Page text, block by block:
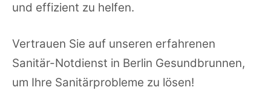
und effizient zu helfen.
Vertrauen Sie auf unseren erfahrenen
Sanitär-Notdienst in Berlin Gesundbrunnen,
um Ihre Sanitärprobleme zu lösen!